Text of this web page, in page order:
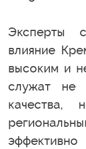
Эксперты
влияние
высоким и
служат не
эффективно